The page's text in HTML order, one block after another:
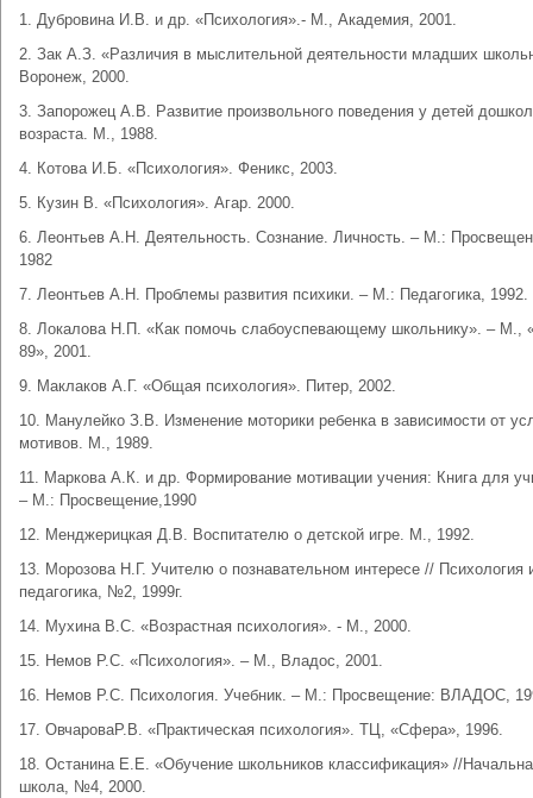
1. Дубровина И.В. и др. «Психология».- М., Академия, 2001.
2. Зак А.З. «Различия в мыслительной деятельности младших
Воронеж, 2000.
3. Запорожец А.В. Развитие произвольного поведения у детей
возраста. М., 1988.
4. Котова И.Б. «Психология». Феникс, 2003.
5. Кузин В. «Психология». Агар. 2000.
6. Леонтьев А.Н. Деятельность. Сознание. Личность. – М.:
1982
7. Леонтьев А.Н. Проблемы развития психики. – М.: Педагогика, 1992.
8. Локалова Н.П. «Как помочь слабоуспевающему школьнику». – М.,
89», 2001.
9. Маклаков А.Г. «Общая психология». Питер, 2002.
10. Манулейко З.В. Изменение моторики ребенка в зависимости от
мотивов. М., 1989.
11. Маркова А.К. и др. Формирование мотивации учения: Книга для
– М.: Просвещение,1990
12. Менджерицкая Д.В. Воспитателю о детской игре. М., 1992.
13. Морозова Н.Г. Учителю о познавательном интересе // Психология
педагогика, №2, 1999г.
14. Мухина B.C. «Возрастная психология». - М., 2000.
15. Немов Р.С. «Психология». – М., Владос, 2001.
16. Немов Р.С. Психология. Учебник. – М.: Просвещение: ВЛАДОС,
17. ОвчароваР.В. «Практическая психология». ТЦ, «Сфера», 1996.
18. Останина Е.Е. «Обучение школьников классификация» //
школа, №4, 2000.